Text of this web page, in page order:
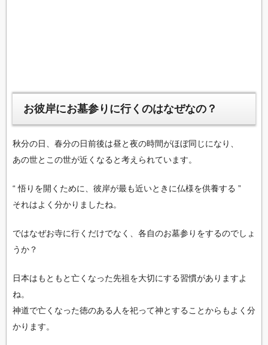
お彼岸にお墓参りに行くのはなぜなの？
秋分の日、春分の日前後は昼と夜の時間がほぼ同じになり、
あの世とこの世が近くなると考えられています。
“ 悟りを開くために、彼岸が最も近いときに仏様を供養する ”
それはよく分かりましたね。
ではなぜお寺に行くだけでなく、各自のお墓参りをするのでしょ
うか？
日本はもともと亡くなった先祖を大切にする習慣がありますよ
ね。
神道で亡くなった徳のある人を祀って神とすることからもよく分
かります。